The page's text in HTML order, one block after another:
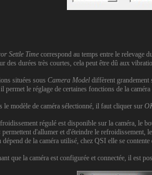
Settle Time correspond au temps entre le relevage
des durées très courtes, cela peut être dû aux
situées sous Camera Model diffèrent grandement
permet le réglage de certaines fonctions de la
le modèle de caméra sélectionné, il faut cliquer sur
régulé est disponible sur la caméra, le
permettent d'allumer et d'éteindre le refroidissement,
dépend de la caméra utilisé, chez QSI elle se
que la caméra est configurée et connectée, il est